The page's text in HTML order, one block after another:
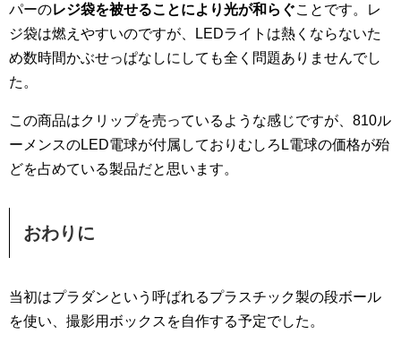
パーのレジ袋を被せることにより光が和らぐことです。レ
ジ袋は燃えやすいのですが、LEDライトは熱くならないた
め数時間かぶせっぱなしにしても全く問題ありませんでし
た。
この商品はクリップを売っているような感じですが、810ル
ーメンスのLED電球が付属しておりむしろL電球の価格が殆
どを占めている製品だと思います。
おわりに
当初はプラダンという呼ばれるプラスチック製の段ボール
を使い、撮影用ボックスを自作する予定でした。